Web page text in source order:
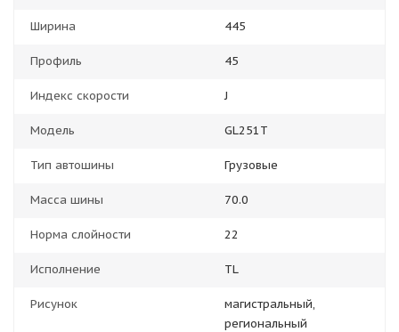
Ширина 445
Профиль 45
Индекс скорости J
Модель GL251T
Тип автошины Грузовые
Масса шины 70.0
Норма слойности 22
Исполнение TL
Рисунок
магистральный,
региональный